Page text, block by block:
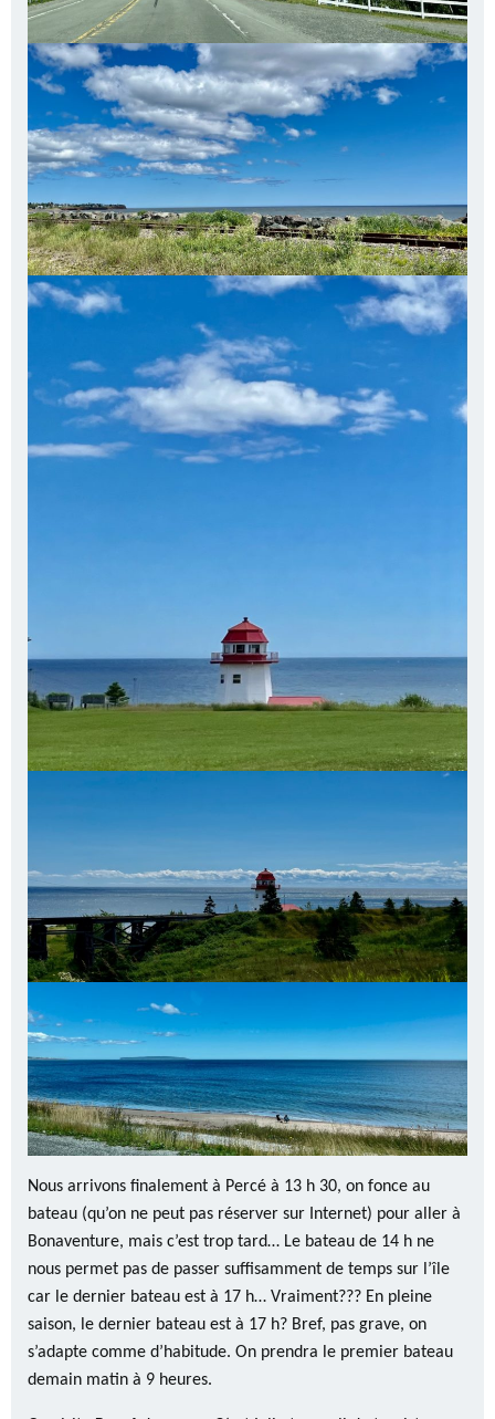
Nous arrivons finalement à Percé à 13 h 30, on fonce au
bateau (qu’on ne peut pas réserver sur Internet) pour aller à
Bonaventure, mais c’est trop tard… Le bateau de 14 h ne
nous permet pas de passer suffisamment de temps sur l’île
car le dernier bateau est à 17 h… Vraiment??? En pleine
saison, le dernier bateau est à 17 h? Bref, pas grave, on
s’adapte comme d’habitude. On prendra le premier bateau
demain matin à 9 heures.